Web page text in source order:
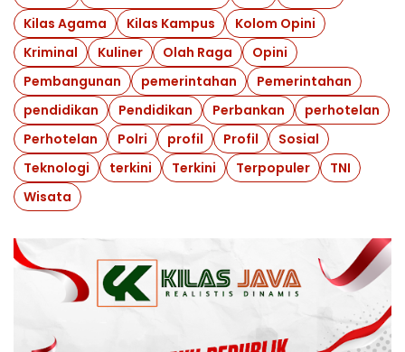
Kilas Agama
Kilas Kampus
Kolom Opini
Kriminal
Kuliner Olah Raga
Opini
Pembangunan
pemerintahan
Pemerintahan
pendidikan
Pendidikan Perbankan
perhotelan
Perhotelan
Polri profil Profil
Sosial
Teknologi
terkini Terkini Terpopuler
TNI
Wisata